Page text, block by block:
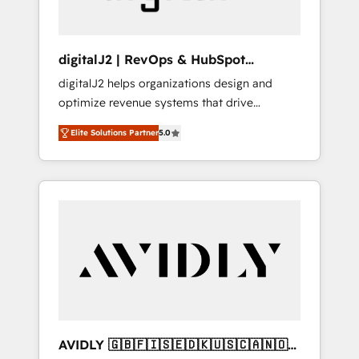
digitalJ2 | RevOps & HubSpot
Implementations
digitalJ2 helps organizations design and
optimize revenue systems that drive
scalable, predictable growth. As a triple-
accredited HubSpot Solutions Partner, we
specialize in both strategic RevOps planning
and hands-on technical execution - building
Services - Managed IT (MSP) - Franchises -
Professional Services - And more! How we
Custom integrations and workflow
Elite Solutions Partner5.0
AVIDLY 🇬🇧🇫🇮🇸🇪🇩🇰🇺🇸🇨🇦🇳🇴